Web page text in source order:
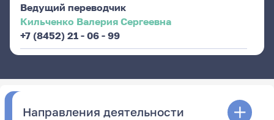
Ведущий переводчик
Кильченко Валерия Сергеевна
+7 (8452) 21 - 06 - 99
Направления деятельности